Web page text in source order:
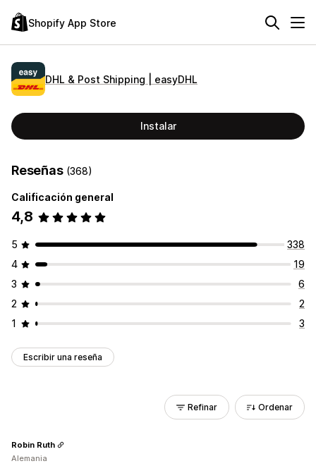
Shopify App Store
DHL & Post Shipping | easyDHL
Instalar
Reseñas (368)
Calificación general
4,8
5
338
4
19
3
6
2
2
1
3
Escribir una reseña
Refinar Ordenar
Robin Ruth
Alemania